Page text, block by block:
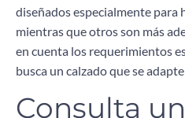
diseñados especialmente para
mientras que otros son más
en cuenta los requerimientos
busca un calzado que se
Consulta un